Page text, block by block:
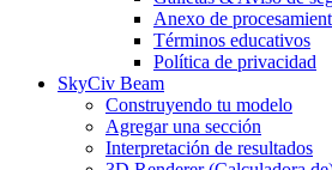
Anexo de
Términos educativos
Política de privacidad
SkyCiv Beam
Construyendo tu modelo
Agregar una sección
Interpretación de resultados